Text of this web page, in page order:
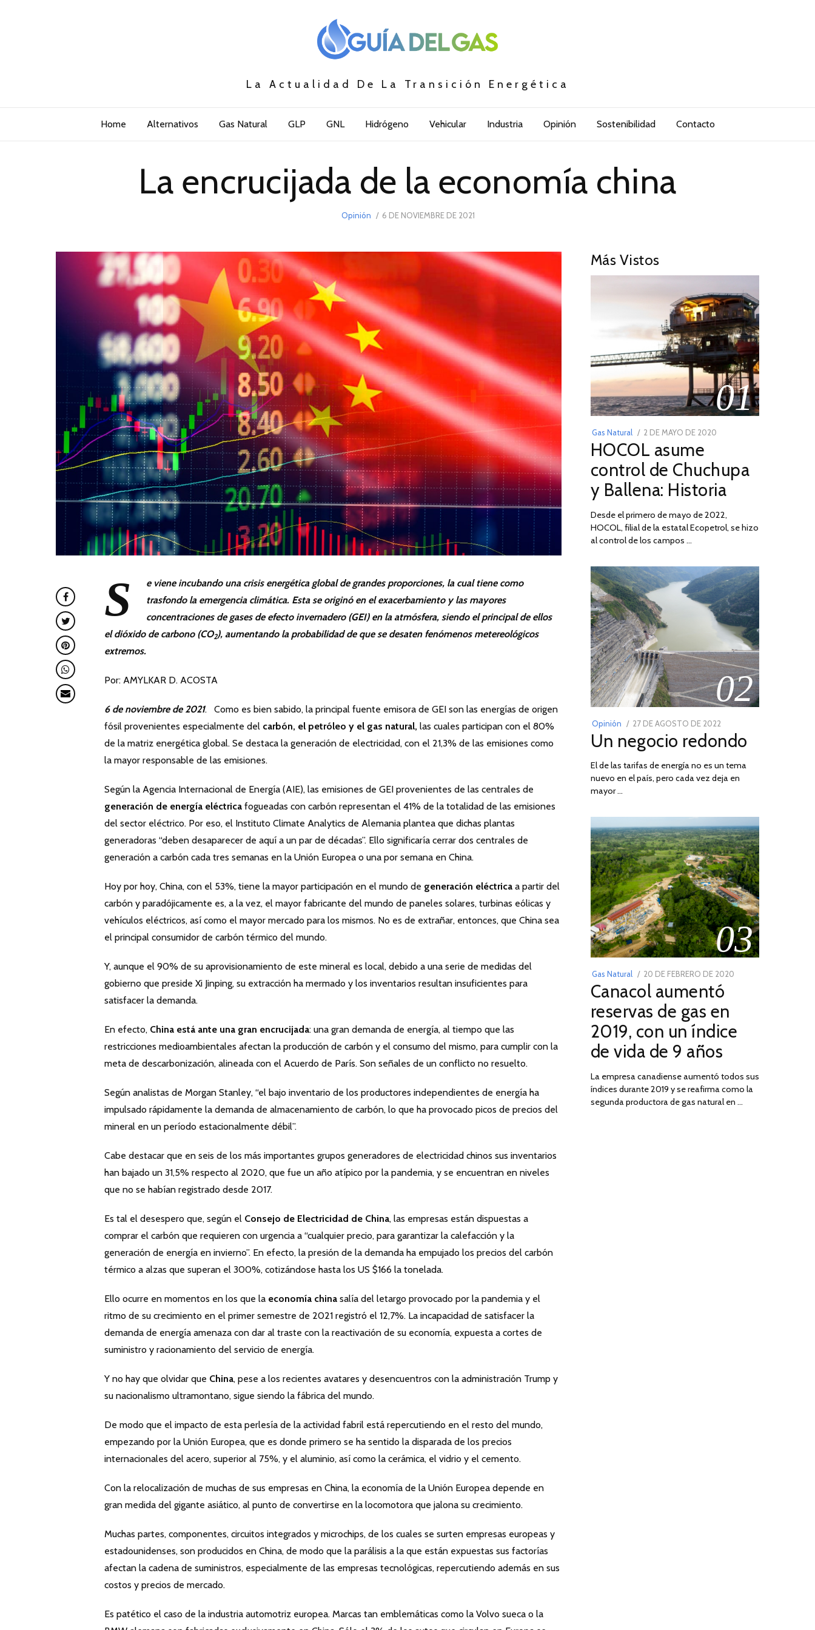
La Actualidad De La Transición Energética
Home Alternativos Gas Natural GLP GNL Hidrógeno Vehicular Industria Opinión Sostenibilidad Contacto
La encrucijada de la economía china
Opinión
POSTED
6 DE NOVIEMBRE DE 2021
DE
2021
S
e viene incubando una crisis energética global de grandes proporciones, la cual tiene como
trasfondo la emergencia climática. Esta se originó en el exacerbamiento y las mayores
concentraciones de gases de efecto invernadero (GEI) en la atmósfera, siendo el principal de ellos
el dióxido de carbono (CO2), aumentando la probabilidad de que se desaten fenómenos metereológicos
extremos.
Por: AMYLKAR D. ACOSTA
6 de noviembre de 2021. Como es bien sabido, la principal fuente emisora de GEI son las energías de origen
fósil provenientes especialmente del carbón, el petróleo y el gas natural, las cuales participan con el 80%
de la matriz energética global. Se destaca la generación de electricidad, con el 21,3% de las emisiones como
la mayor responsable de las emisiones.
Según la Agencia Internacional de Energía (AIE), las emisiones de GEI provenientes de las centrales de
generación de energía eléctrica fogueadas con carbón representan el 41% de la totalidad de las emisiones
del sector eléctrico. Por eso, el Instituto Climate Analytics de Alemania plantea que dichas plantas
generadoras “deben desaparecer de aquí a un par de décadas”. Ello significaría cerrar dos centrales de
generación a carbón cada tres semanas en la Unión Europea o una por semana en China.
Hoy por hoy, China, con el 53%, tiene la mayor participación en el mundo de generación eléctrica a partir del
carbón y paradójicamente es, a la vez, el mayor fabricante del mundo de paneles solares, turbinas eólicas y
vehículos eléctricos, así como el mayor mercado para los mismos. No es de extrañar, entonces, que China sea
el principal consumidor de carbón térmico del mundo.
Y, aunque el 90% de su aprovisionamiento de este mineral es local, debido a una serie de medidas del
gobierno que preside Xi Jinping, su extracción ha mermado y los inventarios resultan insuficientes para
satisfacer la demanda.
En efecto, China está ante una gran encrucijada: una gran demanda de energía, al tiempo que las
restricciones medioambientales afectan la producción de carbón y el consumo del mismo, para cumplir con la
meta de descarbonización, alineada con el Acuerdo de París. Son señales de un conflicto no resuelto.
Según analistas de Morgan Stanley, “el bajo inventario de los productores independientes de energía ha
impulsado rápidamente la demanda de almacenamiento de carbón, lo que ha provocado picos de precios del
mineral en un período estacionalmente débil”.
Cabe destacar que en seis de los más importantes grupos generadores de electricidad chinos sus inventarios
han bajado un 31,5% respecto al 2020, que fue un año atípico por la pandemia, y se encuentran en niveles
que no se habían registrado desde 2017.
Es tal el desespero que, según el Consejo de Electricidad de China, las empresas están dispuestas a
comprar el carbón que requieren con urgencia a “cualquier precio, para garantizar la calefacción y la
generación de energía en invierno”. En efecto, la presión de la demanda ha empujado los precios del carbón
térmico a alzas que superan el 300%, cotizándose hasta los US $166 la tonelada.
Ello ocurre en momentos en los que la economía china salía del letargo provocado por la pandemia y el
ritmo de su crecimiento en el primer semestre de 2021 registró el 12,7%. La incapacidad de satisfacer la
demanda de energía amenaza con dar al traste con la reactivación de su economía, expuesta a cortes de
suministro y racionamiento del servicio de energía.
Y no hay que olvidar que China, pese a los recientes avatares y desencuentros con la administración Trump y
su nacionalismo ultramontano, sigue siendo la fábrica del mundo.
De modo que el impacto de esta perlesía de la actividad fabril está repercutiendo en el resto del mundo,
empezando por la Unión Europea, que es donde primero se ha sentido la disparada de los precios
internacionales del acero, superior al 75%, y el aluminio, así como la cerámica, el vidrio y el cemento.
Con la relocalización de muchas de sus empresas en China, la economía de la Unión Europea depende en
gran medida del gigante asiático, al punto de convertirse en la locomotora que jalona su crecimiento.
Muchas partes, componentes, circuitos integrados y microchips, de los cuales se surten empresas europeas y
estadounidenses, son producidos en China, de modo que la parálisis a la que están expuestas sus factorías
afectan la cadena de suministros, especialmente de las empresas tecnológicas, repercutiendo además en sus
costos y precios de mercado.
Es patético el caso de la industria automotriz europea. Marcas tan emblemáticas como la Volvo sueca o la
Más Vistos
01
Gas Natural
POSTED
ON
2 DE MAYO DE 2020
DE
2026
HOCOL asume
control de Chuchupa
y Ballena: Historia
Desde el primero de mayo de 2022,
HOCOL, filial de la estatal Ecopetrol, se hizo
al control de los campos …
02
Opinión
POSTED
ON
27 DE AGOSTO DE 2022
DE
DE
2022
Un negocio redondo
El de las tarifas de energía no es un tema
nuevo en el país, pero cada vez deja en
mayor …
03
Gas Natural
POSTED
ON
20 DE FEBRERO DE 2020
2025
Canacol aumentó
reservas de gas en
2019, con un índice
de vida de 9 años
La empresa canadiense aumentó todos sus
índices durante 2019 y se reafirma como la
segunda productora de gas natural en …